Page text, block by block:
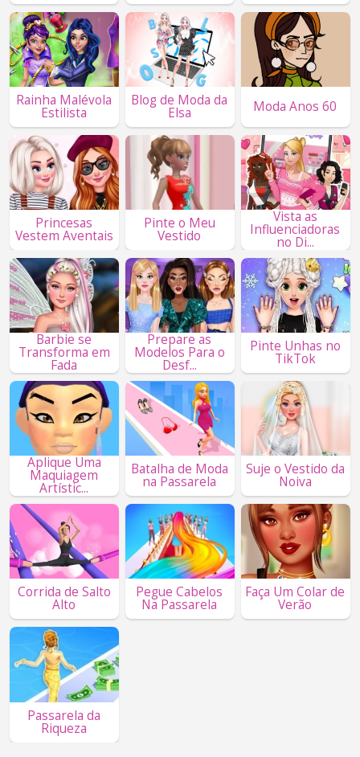
Rainha Malévola
Estilista
Blog de Moda da
Elsa Moda Anos 60
Princesas
Vestem Aventais
Pinte o Meu
Vestido
Vista as
Influenciadoras
no Di...
Barbie se
Transforma em
Fada
Prepare as
Modelos Para o
Desf...
Pinte Unhas no
TikTok
Aplique Uma
Maquiagem
Artístic...
Batalha de Moda
na Passarela
Suje o Vestido da
Noiva
Corrida de Salto
Alto
Pegue Cabelos
Na Passarela
Faça Um Colar de
Verão
Passarela da
Riqueza